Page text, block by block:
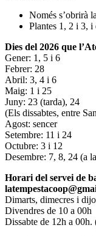
Només s’obrirà
Plantes 1, 2 i 3, i
Dies del 2026 que
Gener: 1, 5 i 6
Febrer: 28
Abril: 3, 4 i 6
Maig: 1 i 25
Juny: 23 (tarda), 24
(Els dissabtes, entre
Agost: sencer
Setembre: 11 i 24
Octubre: 3 i 12
Desembre: 7, 8, 24 (a
Horari del servei de
Dimarts, dimecres i
Divendres de 10 a 00h
Dissabte de 12h a